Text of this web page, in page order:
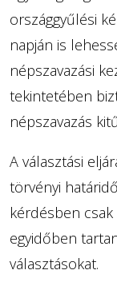
országgyűlési
napján is
népszavazási
tekintetében
népszavazás
A választási
törvényi
kérdésben
egyidőben
választásokat.